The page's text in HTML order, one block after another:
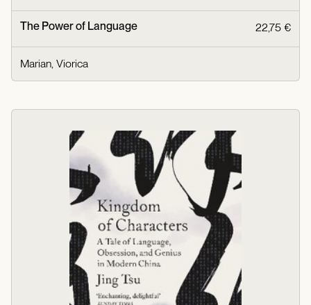
The Power of Language 22,75 €
Marian, Viorica